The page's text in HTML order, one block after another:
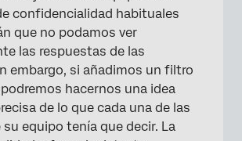
confidencialidad habituales
que no podamos ver
las respuestas de las
embargo, si añadimos un filtro
hacernos una idea
de lo que cada una de las
su equipo tenía que decir. La